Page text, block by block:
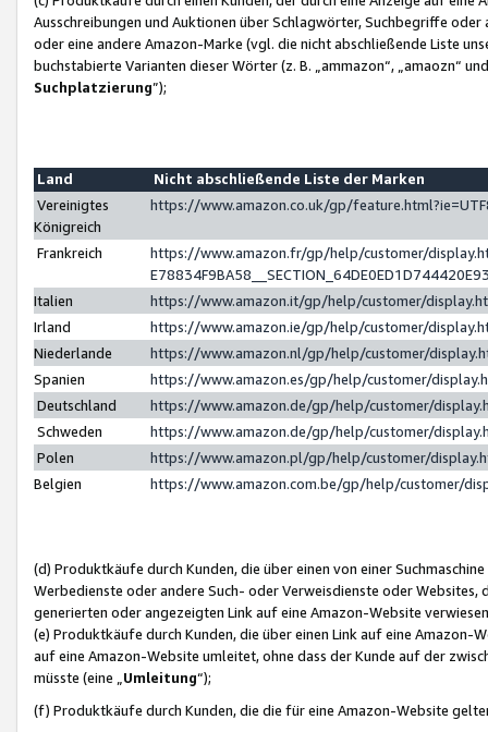
Ausschreibungen und Auktionen über Schlagwörter, Suchbegriffe
oder eine andere Amazon-Marke (vgl. die nicht abschließende Liste
buchstabierte Varianten dieser Wörter (z. B. „ammazon“, „amaozn“
Suchplatzierung”);
Land
Nicht abschließende Liste der Marken
Vereinigtes
Königreich
https://www.amazon.co.uk/gp/
Frankreich
https://www.amazon.fr/gp/help/customer/
Italien
https://www.amazon.it/gp/help/customer/
Irland
https://www.amazon.ie/gp/help/customer/
Niederlande
https://www.amazon.nl/gp/help/customer/
Spanien
https://www.amazon.es/gp/help/customer/
Deutschland
https://www.amazon.de/gp/help/customer/
Schweden
https://www.amazon.de/gp/help/customer/
Polen
https://www.amazon.pl/gp/help/customer/
Belgien
https://www.amazon.com.be/gp/help/customer/
(d) Produktkäufe durch Kunden, die über einen von einer
Werbedienste oder andere Such- oder Verweisdienste oder Websites,
generierten oder angezeigten Link auf eine Amazon-Website
(e) Produktkäufe durch Kunden, die über einen Link auf eine
auf eine Amazon-Website umleitet, ohne dass der Kunde auf der
müsste (eine „ Umleitung“);
(f) Produktkäufe durch Kunden, die die für eine Amazon-Website